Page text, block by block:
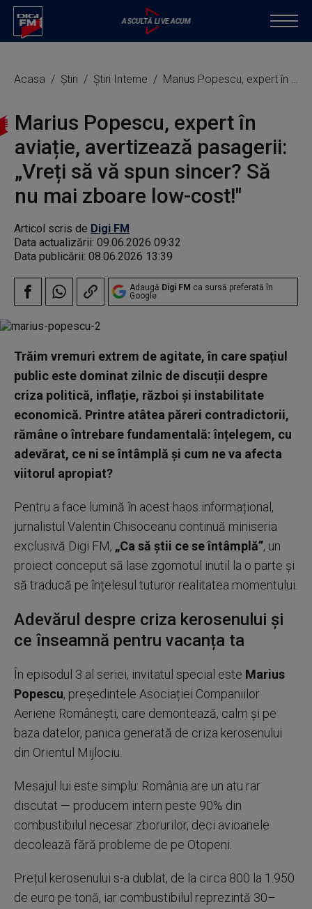
Acasa Știri Știri Interne Marius Popescu, expert în aviație, avertizează pasagerii: „Vreți să vă spun sincer? Să nu mai zboare low-cost!"
Marius Popescu, expert în
aviație, avertizează pasagerii:
„Vreți să vă spun sincer? Să
nu mai zboare low-cost!"
Articol scris de Digi FM
Data actualizării: 09.06.2026 09:32
Data publicării: 08.06.2026 13:39
Adaugă Digi FM ca sursă preferată în
Google
Trăim vremuri extrem de agitate, în care spațiul
public este dominat zilnic de discuții despre
criza politică, inflație, război și instabilitate
economică. Printre atâtea păreri contradictorii,
rămâne o întrebare fundamentală: înțelegem, cu
adevărat, ce ni se întâmplă și cum ne va afecta
viitorul apropiat?
Pentru a face lumină în acest haos informațional,
jurnalistul Valentin Chisoceanu continuă miniseria
exclusivă Digi FM, „Ca să știi ce se întâmplă”, un
proiect conceput să lase zgomotul inutil la o parte și
să traducă pe înțelesul tuturor realitatea momentului.
Adevărul despre criza kerosenului și
ce înseamnă pentru vacanța ta
În episodul 3 al seriei, invitatul special este Marius
Popescu, președintele Asociației Companiilor
Aeriene Românești, care demontează, calm și pe
baza datelor, panica generată de criza kerosenului
din Orientul Mijlociu.
Mesajul lui este simplu: România are un atu rar
discutat — producem intern peste 90% din
combustibilul necesar zborurilor, deci avioanele
decolează fără probleme de pe Otopeni.
Prețul kerosenului s-a dublat, de la circa 800 la 1.950
de euro pe tonă, iar combustibilul reprezintă 30–